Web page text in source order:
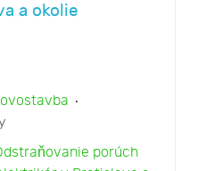
a okolie
porúch